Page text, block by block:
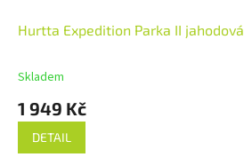
Hurtta Expedition Parka II jahodová
Skladem
1 949 Kč
DETAIL